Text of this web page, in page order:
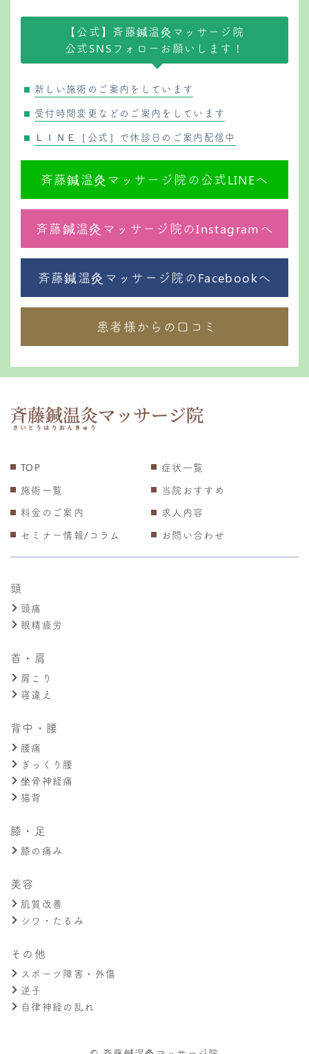
【公式】斉藤鍼温灸マッサージ院
公式SNSフォローお願いします！
新しい施術のご案内をしています
受付時間変更などのご案内をしています
ＬＩＮＥ［公式］で休診日のご案内配信中
斉藤鍼温灸マッサージ院の公式LINEへ
斉藤鍼温灸マッサージ院のInstagramへ
斉藤鍼温灸マッサージ院のFacebookへ
患者様からの口コミ
TOP
症状一覧
施術一覧
当院おすすめ
料金のご案内
求人内容
セミナー情報/コラム
お問い合わせ
頭
頭痛
眼精疲労
首・肩
肩こり
寝違え
背中・腰
腰痛
ぎっくり腰
坐骨神経痛
猫背
膝・足
膝の痛み
美容
肌質改善
シワ・たるみ
その他
スポーツ障害・外傷
逆子
自律神経の乱れ